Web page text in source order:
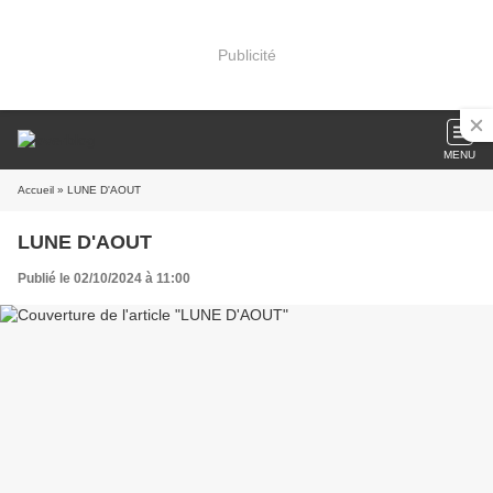
Publicité
MENU
Accueil » LUNE D'AOUT
LUNE D'AOUT
Publié le 02/10/2024 à 11:00